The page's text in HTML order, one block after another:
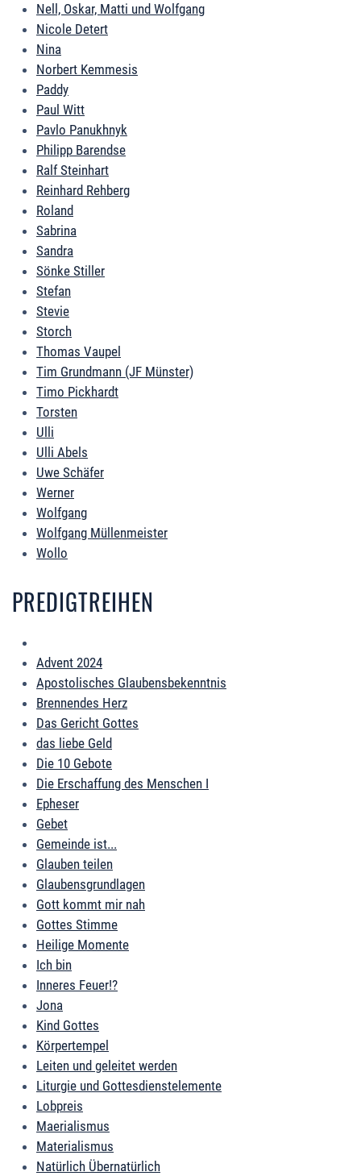
Nell, Oskar, Matti und Wolfgang
Nicole Detert
Nina
Norbert Kemmesis
Paddy
Paul Witt
Pavlo Panukhnyk
Philipp Barendse
Ralf Steinhart
Reinhard Rehberg
Roland
Sabrina
Sandra
Sönke Stiller
Stefan
Stevie
Storch
Thomas Vaupel
Tim Grundmann (JF Münster)
Timo Pickhardt
Torsten
Ulli
Ulli Abels
Uwe Schäfer
Werner
Wolfgang
Wolfgang Müllenmeister
Wollo
PREDIGTREIHEN
Advent 2024
Apostolisches Glaubensbekenntnis
Brennendes Herz
Das Gericht Gottes
das liebe Geld
Die 10 Gebote
Die Erschaffung des Menschen I
Epheser
Gebet
Gemeinde ist...
Glauben teilen
Glaubensgrundlagen
Gott kommt mir nah
Gottes Stimme
Heilige Momente
Ich bin
Inneres Feuer!?
Jona
Kind Gottes
Körpertempel
Leiten und geleitet werden
Liturgie und Gottesdienstelemente
Lobpreis
Maerialismus
Materialismus
Natürlich Übernatürlich